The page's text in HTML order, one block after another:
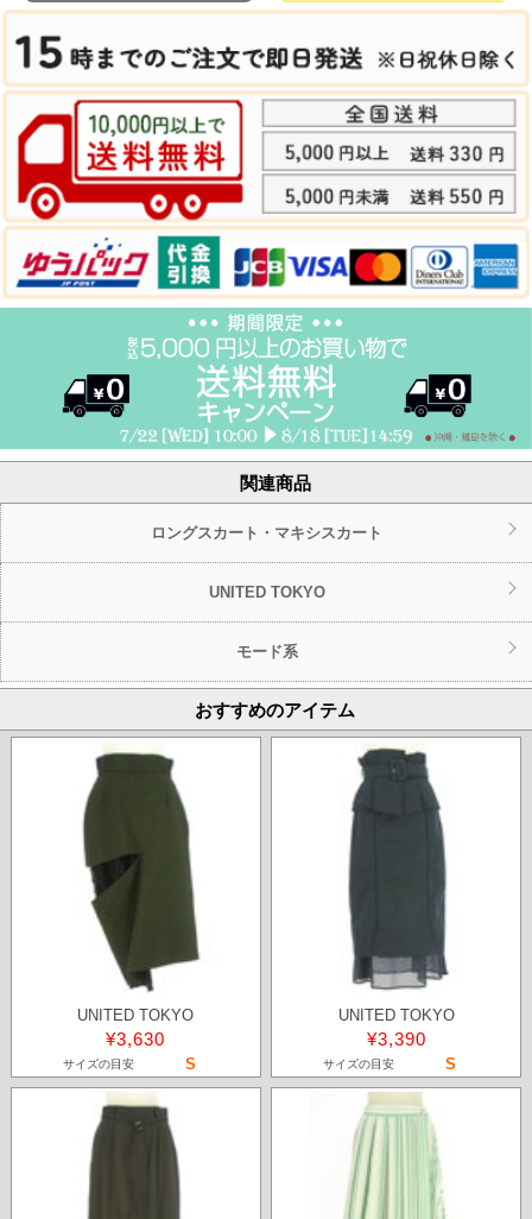
関連商品
ロングスカート・マキシスカート
UNITED TOKYO
モード系
おすすめのアイテム
UNITED TOKYO
¥3,630
サイズの目安 S
UNITED TOKYO
¥3,390
サイズの目安 S